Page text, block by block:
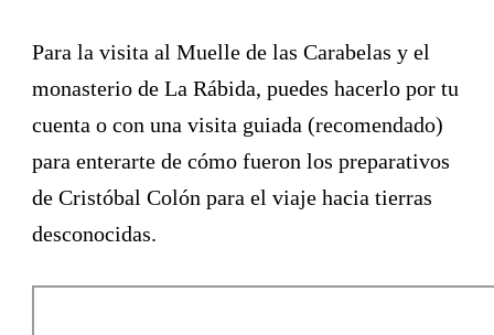
Para la visita al Muelle de las Carabelas y el
monasterio de La Rábida, puedes hacerlo por tu
cuenta o con una visita guiada (recomendado)
para enterarte de cómo fueron los preparativos
de Cristóbal Colón para el viaje hacia tierras
desconocidas.